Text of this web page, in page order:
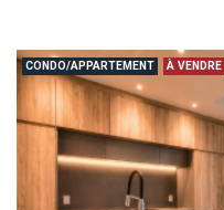
CONDO/APPARTEMENT À VENDRE